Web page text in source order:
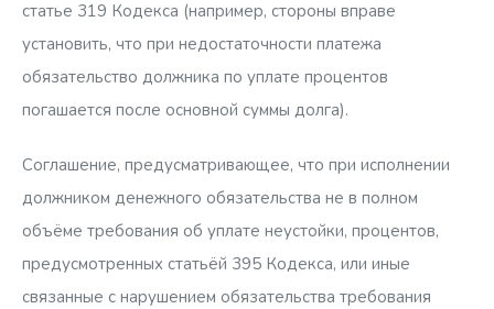
статье 319 Кодекса (например, стороны вправе
установить, что при недостаточности платежа
обязательство должника по уплате процентов
погашается после основной суммы долга).
Соглашение, предусматривающее, что при исполнении
должником денежного обязательства не в полном
объёме требования об уплате неустойки, процентов,
предусмотренных статьёй 395 Кодекса, или иные
связанные с нарушением обязательства требования